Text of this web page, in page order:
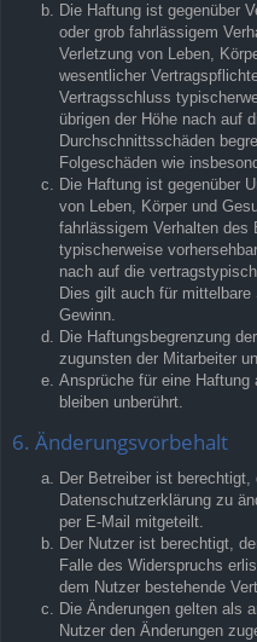
Die Haftung ist gegenüber
oder grob fahrlässigem
Verletzung von Leben,
wesentlicher
Vertragsschluss
übrigen der Höhe nach auf
Durchschnittsschäden
Folgeschäden wie
Die Haftung ist gegenüber
von Leben, Körper und
fahrlässigem Verhalten des
typischerweise
nach auf die
Dies gilt auch für
Gewinn.
Die Haftungsbegrenzung
zugunsten der Mitarbeiter
Ansprüche für eine
bleiben unberührt.
6. Änderungsvorbehalt
Der Betreiber ist
Datenschutzerklärung zu
per E-Mail mitgeteilt.
Der Nutzer ist berechtigt,
Falle des Widerspruchs
dem Nutzer bestehende
Die Änderungen gelten als
Nutzer den Änderungen